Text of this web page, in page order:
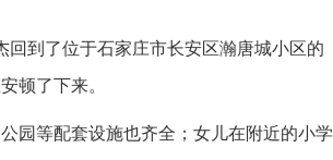
回到了位于石家庄市长安区瀚唐城小区的
顿了下来。
园等配套设施也齐全；女儿在附近的小学